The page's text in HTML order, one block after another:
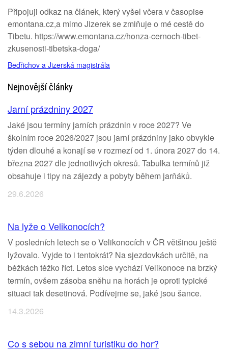
Připojuji odkaz na článek, který vyšel včera v časopise
emontana.cz,a mimo Jizerek se zmiňuje o mé cestě do
Tibetu. https://www.emontana.cz/honza-cernoch-tibet-
zkusenosti-tibetska-doga/
Bedřichov a Jizerská magistrála
Nejnovější články
Jarní prázdniny 2027
Jaké jsou termíny jarních prázdnin v roce 2027? Ve
školním roce 2026/2027 jsou jarní prázdniny jako obvykle
týden dlouhé a konají se v rozmezí od 1. února 2027 do 14.
března 2027 dle jednotlivých okresů. Tabulka termínů již
obsahuje i tipy na zájezdy a pobyty během jarňáků.
29.6.2026
Na lyže o Velikonocích?
V posledních letech se o Velikonocích v ČR většinou ještě
lyžovalo. Vyjde to i tentokrát? Na sjezdovkách určitě, na
běžkách těžko říct. Letos sice vychází Velikonoce na brzký
termín, ovšem zásoba sněhu na horách je oproti typické
situaci tak desetinová. Podívejme se, jaké jsou šance.
14.3.2026
Co s sebou na zimní turistiku do hor?